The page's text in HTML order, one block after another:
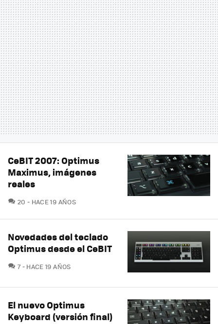
CeBIT 2007: Optimus
Maximus, imágenes
reales
20 COMENTARIOS
HACE 19 AÑOS
Novedades del teclado
Optimus desde el CeBIT
7COMENTARIOS
HACE 19 AÑOS
El nuevo Optimus
Keyboard (versión final)